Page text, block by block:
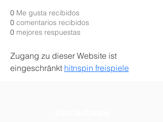
0 Me gusta recibidos
0 comentarios recibidos
0 mejores respuestas
Zugang zu dieser Website ist
eingeschränkt hitnspin freispiele